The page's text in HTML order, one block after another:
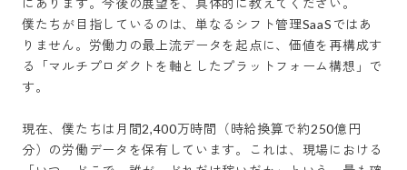
にあります。今後の展望を、具体的に教えてください。
僕たちが目指しているのは、単なるシフト管理SaaSではあ
りません。労働力の最上流データを起点に、価値を再構成す
る「マルチプロダクトを軸としたプラットフォーム構想」で
す。
現在、僕たちは月間2,400万時間（時給換算で約250億円
分）の労働データを保有しています。これは、現場における